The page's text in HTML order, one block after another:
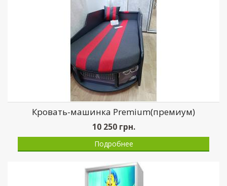
Кровать-машинка Premium(премиум)
10 250грн.
Подробнее